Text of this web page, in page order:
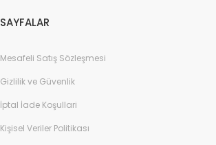
SAYFALAR
Mesafeli Satış Sözleşmesi
Gizlilik ve Güvenlik
İptal İade Koşullari
Kişisel Veriler Politikası